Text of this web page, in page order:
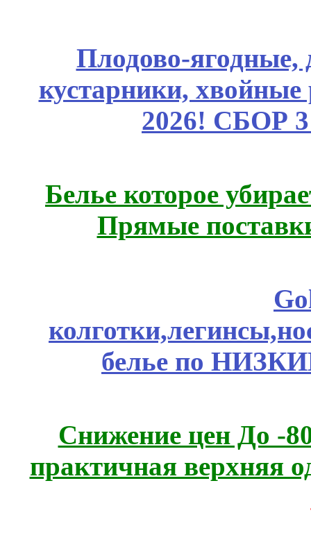
Плодово-ягодные,
кустарники,
2026! СБОР
Белье которое
Прямые
белье по
Снижение цен До -
практичная верхняя